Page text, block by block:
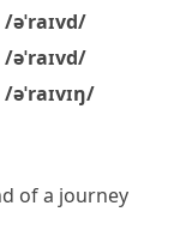
/əˈraɪvd/
/əˈraɪvd/
/əˈraɪvɪŋ/
of a journey